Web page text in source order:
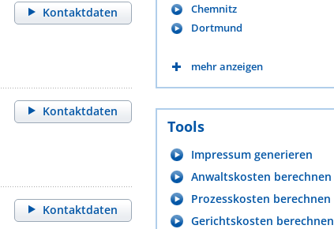
Kontaktdaten
Kontaktdaten
Kontaktdaten
Chemnitz
Dortmund
mehr anzeigen
Tools
Impressum generieren
Anwaltskosten berechnen
Prozesskosten berechnen
Gerichtskosten berechnen